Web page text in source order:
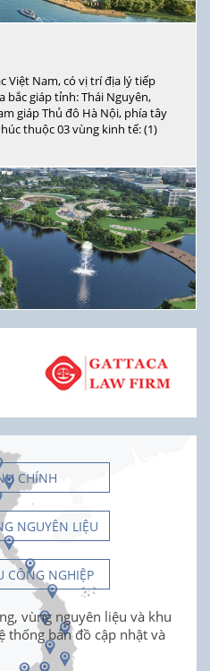
Việt Nam, có vị trí địa lý tiếp
giáp tỉnh: Thái Nguyên,
giáp Thủ đô Hà Nội, phía tây
thuộc 03 vùng kinh tế: (1)
CHÍNH
NGUYÊN LIỆU
CÔNG NGHIỆP
vùng nguyên liệu và khu
thống bản đồ cập nhật và